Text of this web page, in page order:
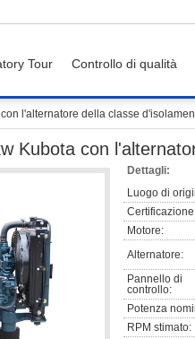
Tour Controllo di qualità
l'alternatore della classe
Kubota con
Dettagli:
Luogo di
Motore:
Alternatore:
Pannello di
controllo:
Potenza
RPM stimato: